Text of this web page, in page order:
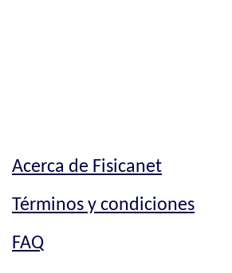
Acerca de Fisicanet
Términos y condiciones
FAQ